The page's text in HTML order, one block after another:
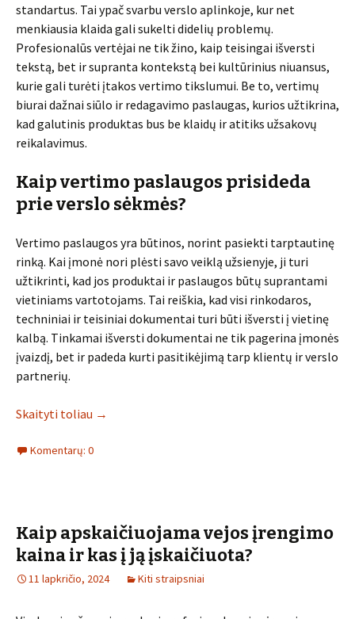
standartus. Tai ypač svarbu verslo aplinkoje, kur net
menkiausia klaida gali sukelti didelių problemų.
Profesionalūs vertėjai ne tik žino, kaip teisingai išversti
tekstą, bet ir supranta kontekstą bei kultūrinius niuansus,
kurie gali turėti įtakos vertimo tikslumui. Be to, vertimų
biurai dažnai siūlo ir redagavimo paslaugas, kurios užtikrina,
kad galutinis produktas bus be klaidų ir atitiks užsakovų
reikalavimus.
Kaip vertimo paslaugos prisideda
prie verslo sėkmės?
Vertimo paslaugos yra būtinos, norint pasiekti tarptautinę
rinką. Kai įmonė nori plėsti savo veiklą užsienyje, ji turi
užtikrinti, kad jos produktai ir paslaugos būtų suprantami
vietiniams vartotojams. Tai reiškia, kad visi rinkodaros,
techniniai ir teisiniai dokumentai turi būti išversti į vietinę
kalbą. Tinkamai išversti dokumentai ne tik pagerina įmonės
įvaizdį, bet ir padeda kurti pasitikėjimą tarp klientų ir verslo
partnerių.
Skaityti toliau →
Komentarų: 0
Kaip apskaičiuojama vejos įrengimo
kaina ir kas į ją įskaičiuota?
11 lapkričio, 2024 Kiti straipsniai